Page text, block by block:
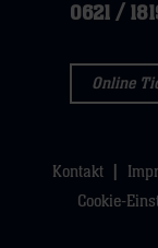
0621 /
Online
Kontakt
Cookie-